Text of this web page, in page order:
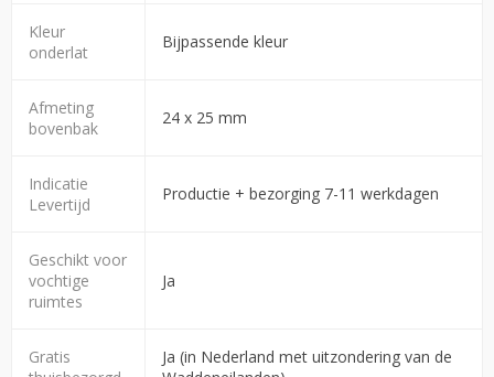
Kleur
onderlat
Bijpassende kleur
Afmeting
bovenbak
24 x 25 mm
Indicatie
Levertijd
Productie + bezorging 7-11 werkdagen
Geschikt voor
vochtige
ruimtes
Ja
Gratis
Ja (in Nederland met uitzondering van de